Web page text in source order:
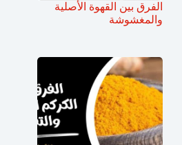
الفرق بين القهوة الأصلية
والمغشوشة